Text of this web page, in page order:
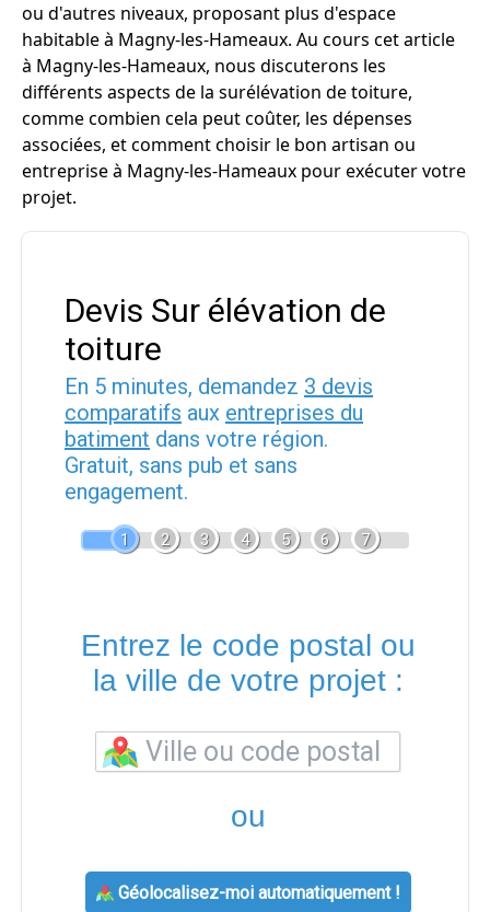
ou d'autres niveaux, proposant plus d'espace
habitable à Magny-les-Hameaux. Au cours cet article
à Magny-les-Hameaux, nous discuterons les
différents aspects de la surélévation de toiture,
comme combien cela peut coûter, les dépenses
associées, et comment choisir le bon artisan ou
entreprise à Magny-les-Hameaux pour exécuter votre
projet.
Devis Sur élévation de
toiture
En 5 minutes, demandez 3 devis
comparatifs aux entreprises du
batiment dans votre région.
Gratuit, sans pub et sans
engagement.
1 2 3 4 5 6 7
Entrez le code postal ou
la ville de votre projet :
ou
Géolocalisez-moi automatiquement !